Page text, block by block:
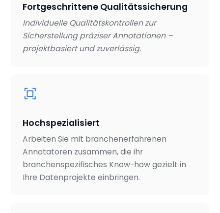
Fortgeschrittene Qualitätssicherung
Individuelle Qualitätskontrollen zur
Sicherstellung präziser Annotationen –
projektbasiert und zuverlässig.
Hochspezialisiert
Arbeiten Sie mit branchenerfahrenen
Annotatoren zusammen, die ihr
branchenspezifisches Know-how gezielt in
Ihre Datenprojekte einbringen.